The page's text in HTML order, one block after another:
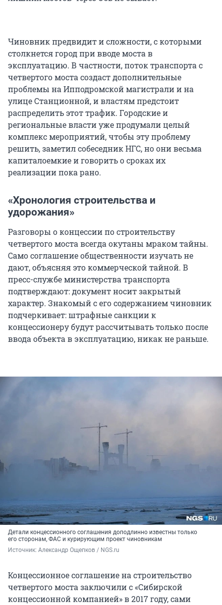
Чиновник предвидит и сложности, с которыми
столкнется город при вводе моста в
эксплуатацию. В частности, поток транспорта с
четвертого моста создаст дополнительные
проблемы на Ипподромской магистрали и на
улице Станционной, и властям предстоит
распределить этот трафик. Городские и
региональные власти уже продумали целый
комплекс мероприятий, чтобы эту проблему
решить, заметил собеседник НГС, но они весьма
капиталоемкие и говорить о сроках их
реализации пока рано.
«Хронология строительства и
удорожания»
Разговоры о концессии по строительству
четвертого моста всегда окутаны мраком тайны.
Само соглашение общественности изучать не
дают, объясняя это коммерческой тайной. В
пресс-службе министерства транспорта
подтверждают: документ носит закрытый
характер. Знакомый с его содержанием чиновник
подчеркивает: штрафные санкции к
концессионеру будут рассчитывать только после
ввода объекта в эксплуатацию, никак не раньше.
Детали концессионного соглашения доподлинно известны только
его сторонам, ФАС и курирующим проект чиновникам
Источник: Александр Ощепков / NGS.ru
Концессионное соглашение на строительство
четвертого моста заключили с «Сибирской
концессионной компанией» в 2017 году, сами